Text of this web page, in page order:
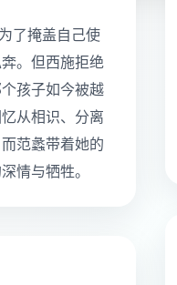
了掩盖自己使
。但西施拒绝
孩子如今被越
从相识、分离
范蠡带着她的
情与牺牲。